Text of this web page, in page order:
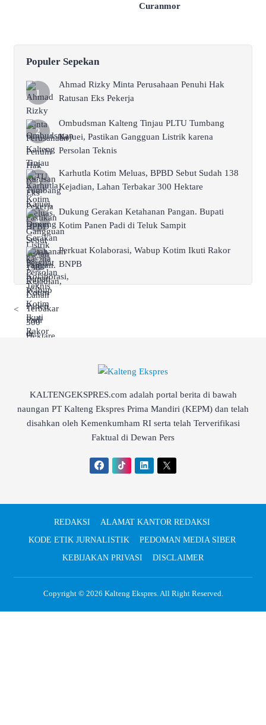
Curanmor
Populer Sepekan
Ahmad Rizky Minta Perusahaan Penuhi Hak
Ratusan Eks Pekerja
Ombudsman Kalteng Tinjau PLTU Tumbang
Kajuei, Pastikan Gangguan Listrik karena
Persolan Teknis
Karhutla Kotim Meluas, BPBD Sebut Sudah 138
Kejadian, Lahan Terbakar 300 Hektare
Dukung Gerakan Ketahanan Pangan. Bupati
Kotim Panen Padi di Teluk Sampit
Perkuat Kolaborasi, Wabup Kotim Ikuti Rakor
BNPB
<
KALTENGEKSPRES.com adalah portal berita di bawah
naungan PT Kalteng Ekspres Prima Mandiri (KEPM) dan telah
disahkan oleh Kemenkumham RI serta telah Terverifikasi
Faktual di Dewan Pers
REDAKSI
ALAMAT KANTOR REDAKSI
KODE ETIK JURNALISTIK
PEDOMAN MEDIA SIBER
KEBIJAKAN PRIVASI
DISCLAIMER
Copyright © 2026 Kalteng Ekspres. All Right Reserved.